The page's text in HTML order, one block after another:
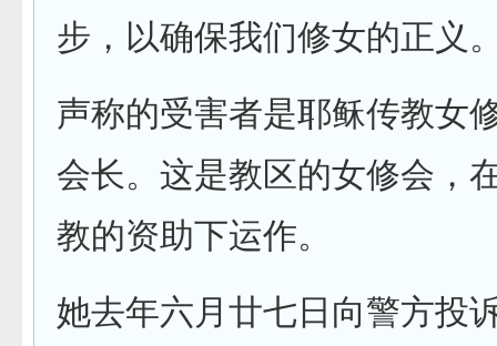
步，以确保我们修女的正义
声称的受害者是耶稣传教女
会长。这是教区的女修会，
教的资助下运作。
她去年六月廿七日向警方投